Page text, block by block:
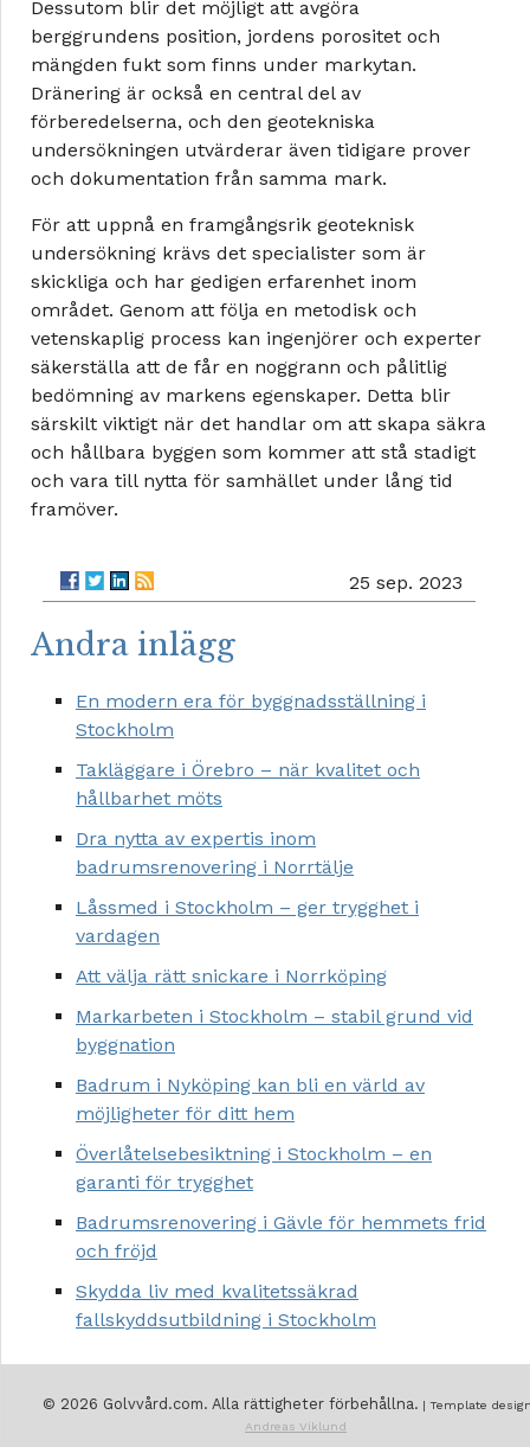
Dessutom blir det möjligt att avgöra
berggrundens position, jordens porositet och
mängden fukt som finns under markytan.
Dränering är också en central del av
förberedelserna, och den geotekniska
undersökningen utvärderar även tidigare prover
och dokumentation från samma mark.
För att uppnå en framgångsrik geoteknisk
undersökning krävs det specialister som är
skickliga och har gedigen erfarenhet inom
området. Genom att följa en metodisk och
vetenskaplig process kan ingenjörer och experter
säkerställa att de får en noggrann och pålitlig
bedömning av markens egenskaper. Detta blir
särskilt viktigt när det handlar om att skapa säkra
och hållbara byggen som kommer att stå stadigt
och vara till nytta för samhället under lång tid
framöver.
25 sep. 2023
Andra inlägg
En modern era för byggnadsställning i
Stockholm
Takläggare i Örebro – när kvalitet och
hållbarhet möts
Dra nytta av expertis inom
badrumsrenovering i Norrtälje
Låssmed i Stockholm – ger trygghet i
vardagen
Att välja rätt snickare i Norrköping
Markarbeten i Stockholm – stabil grund vid
byggnation
Badrum i Nyköping kan bli en värld av
möjligheter för ditt hem
Överlåtelsebesiktning i Stockholm – en
garanti för trygghet
Badrumsrenovering i Gävle för hemmets frid
och fröjd
Skydda liv med kvalitetssäkrad
fallskyddsutbildning i Stockholm
© 2026 Golvvård.com. Alla rättigheter förbehållna. | Template
Andreas Viklund